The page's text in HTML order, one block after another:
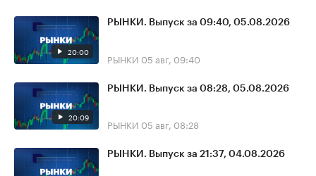
20:00
РЫНКИ. Выпуск за 09:40, 05.08.2026
РЫНКИ 05 авг, 09:40
20:09
РЫНКИ. Выпуск за 08:28, 05.08.2026
РЫНКИ 05 авг, 08:28
РЫНКИ. Выпуск за 21:37, 04.08.2026